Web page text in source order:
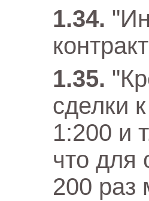
сделки
1:200 и
что для
200 раз